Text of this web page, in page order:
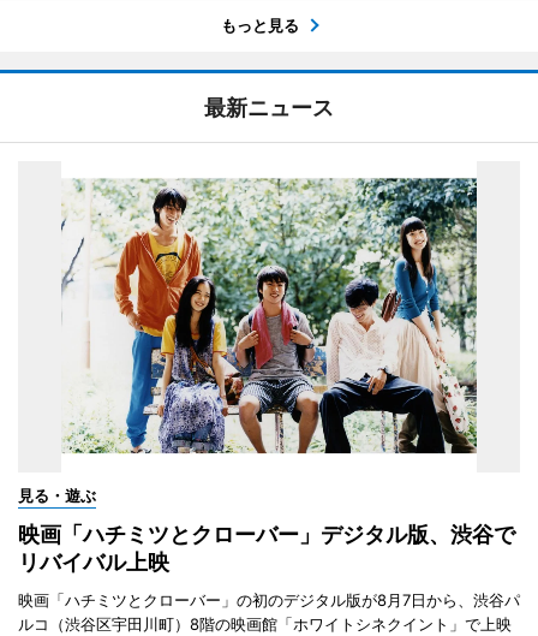
もっと見る
最新ニュース
見る・遊ぶ
映画「ハチミツとクローバー」デジタル版、渋谷で
リバイバル上映
映画「ハチミツとクローバー」の初のデジタル版が8月7日から、渋谷パ
ルコ（渋谷区宇田川町）8階の映画館「ホワイトシネクイント」で上映